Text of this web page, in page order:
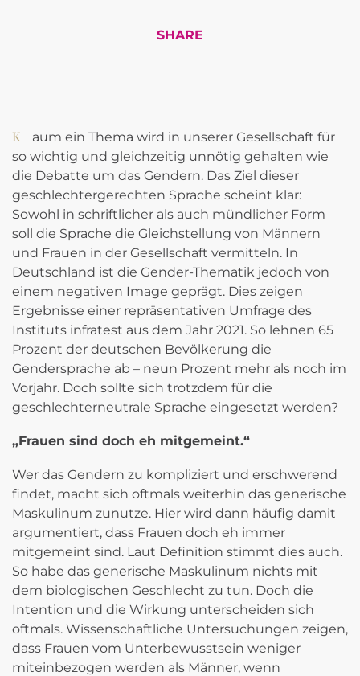
SHARE
Kaum ein Thema wird in unserer Gesellschaft für
so wichtig und gleichzeitig unnötig gehalten wie
die Debatte um das Gendern. Das Ziel dieser
geschlechtergerechten Sprache scheint klar:
Sowohl in schriftlicher als auch mündlicher Form
soll die Sprache die Gleichstellung von Männern
und Frauen in der Gesellschaft vermitteln. In
Deutschland ist die Gender-Thematik jedoch von
einem negativen Image geprägt. Dies zeigen
Ergebnisse einer repräsentativen Umfrage des
Instituts infratest aus dem Jahr 2021. So lehnen 65
Prozent der deutschen Bevölkerung die
Gendersprache ab – neun Prozent mehr als noch im
Vorjahr. Doch sollte sich trotzdem für die
geschlechterneutrale Sprache eingesetzt werden?
„Frauen sind doch eh mitgemeint.“
Wer das Gendern zu kompliziert und erschwerend
findet, macht sich oftmals weiterhin das generische
Maskulinum zunutze. Hier wird dann häufig damit
argumentiert, dass Frauen doch eh immer
mitgemeint sind. Laut Definition stimmt dies auch.
So habe das generische Maskulinum nichts mit
dem biologischen Geschlecht zu tun. Doch die
Intention und die Wirkung unterscheiden sich
oftmals. Wissenschaftliche Untersuchungen zeigen,
dass Frauen vom Unterbewusstsein weniger
miteinbezogen werden als Männer, wenn